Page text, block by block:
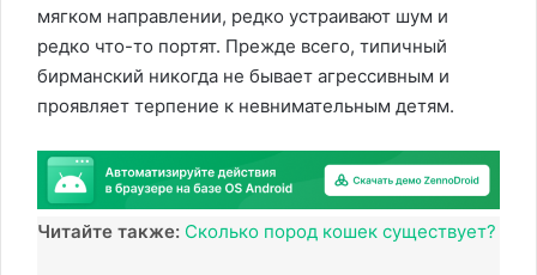
мягком направлении, редко устраивают шум и
редко что-то портят. Прежде всего, типичный
бирманский никогда не бывает агрессивным и
проявляет терпение к невнимательным детям.
Читайте также: Сколько пород кошек существует?